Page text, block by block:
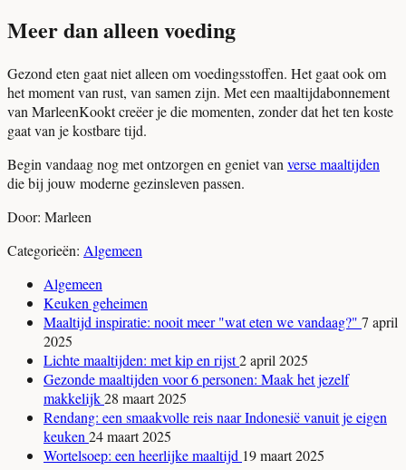
Meer dan alleen voeding
Gezond eten gaat niet alleen om voedingsstoffen. Het gaat ook om
het moment van rust, van samen zijn. Met een maaltijdabonnement
van MarleenKookt creëer je die momenten, zonder dat het ten koste
gaat van je kostbare tijd.
Begin vandaag nog met ontzorgen en geniet van verse maaltijden
die bij jouw moderne gezinsleven passen.
Door: Marleen
Categorieën: Algemeen
Algemeen
Keuken geheimen
Maaltijd inspiratie: nooit meer "wat eten we vandaag?" 7 april
2025
Lichte maaltijden: met kip en rijst2 april 2025
Gezonde maaltijden voor 6 personen: Maak het jezelf
makkelijk28 maart 2025
Rendang: een smaakvolle reis naar Indonesië vanuit je eigen
keuken 24 maart 2025
Wortelsoep: een heerlijke maaltijd 19 maart 2025